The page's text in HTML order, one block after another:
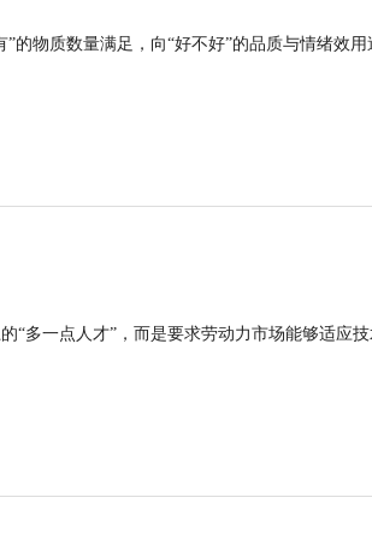
的物质数量满足，向“好不好”的品质与情绪效用
“多一点人才”，而是要求劳动力市场能够适应